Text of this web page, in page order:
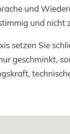
und
und nicht
setzen Sie
geschminkt,